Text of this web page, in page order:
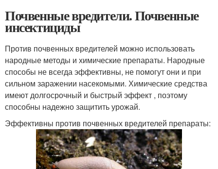
Почвенные вредители. Почвенные
инсектициды
Против почвенных вредителей можно использовать
народные методы и химические препараты. Народные
способы не всегда эффективны, не помогут они и при
сильном заражении насекомыми. Химические средства
имеют долгосрочный и быстрый эффект , поэтому
способны надежно защитить урожай.
Эффективны против почвенных вредителей препараты: